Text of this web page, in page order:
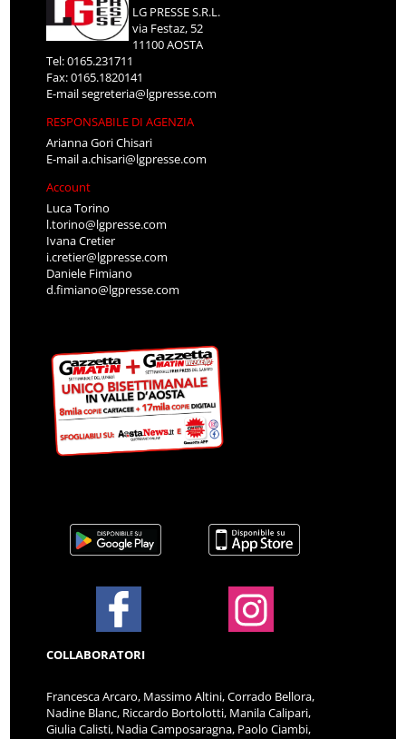
LG PRESSE S.R.L.
via Festaz, 52
11100 AOSTA
Tel: 0165.231711
Fax: 0165.1820141
E-mailsegreteria@lgpresse.com
RESPONSABILE DI AGENZIA
Arianna Gori Chisari
E-maila.chisari@lgpresse.com
Account
Luca Torino
l.torino@lgpresse.com
Ivana Cretier
i.cretier@lgpresse.com
Daniele Fimiano
d.fimiano@lgpresse.com
COLLABORATORI
Francesca Arcaro, Massimo Altini, Corrado Bellora,
Nadine Blanc, Riccardo Bortolotti, Manila Calipari,
Giulia Calisti, Nadia Camposaragna, Paolo Ciambi,